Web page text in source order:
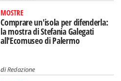
MOSTRE
Comprare un'isola per difenderla:
la mostra di Stefania Galegati
all'Ecomuseo di Palermo
diRedazione